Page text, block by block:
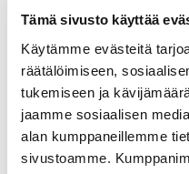
Tämä sivusto käyttää
Käytämme evästeitä
räätälöimiseen,
tukemiseen ja
jaamme sosiaalisen
alan kumppaneillemme
sivustoamme.
Siltaopinnot – mitä ne
suorittaminen
ja kaikkine
Lisäksi järjestelmä
HTK/KTK-tutkinnon